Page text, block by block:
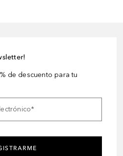
de descuento para tu
*